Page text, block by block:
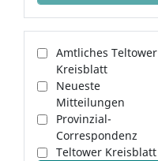
Amtliches Teltower
Kreisblatt
Neueste
Mitteilungen
Provinzial-
Correspondenz
Teltower Kreisblatt